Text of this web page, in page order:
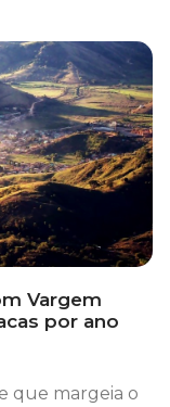
Vargem
por ano
que margeia o